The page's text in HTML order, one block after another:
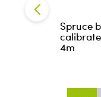
Spruce
4m